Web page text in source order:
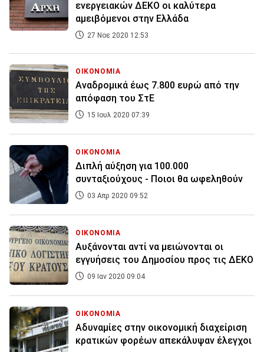
ενεργειακών ΔΕΚΟ οι καλύτερα
αμειβόμενοι στην Ελλάδα
27 Νοε 2020 12:53
ΟΙΚΟΝΟΜΙΑ
Αναδρομικά έως 7.800 ευρώ από την
απόφαση του ΣτΕ
15 Ιουλ 2020 07:39
ΟΙΚΟΝΟΜΙΑ
Διπλή αύξηση για 100.000
συνταξιούχους - Ποιοι θα ωφεληθούν
03 Απρ 2020 09:52
ΟΙΚΟΝΟΜΙΑ
Αυξάνονται αντί να μειώνονται οι
εγγυήσεις του Δημοσίου προς τις ΔΕΚΟ
09 Ιαν 2020 09:04
ΟΙΚΟΝΟΜΙΑ
Αδυναμίες στην οικονομική διαχείριση
κρατικών φορέων απεκάλυψαν έλεγχοι